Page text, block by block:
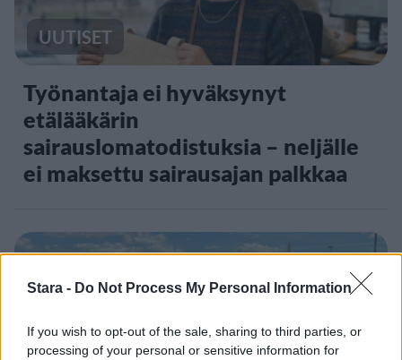
Stara - Do Not Process My Personal Information
If you wish to opt-out of the sale, sharing to third parties, or
processing of your personal or sensitive information for
UUTISET
Työnantaja ei hyväksynyt
etälääkärin
sairauslomatodistuksia – neljälle
ei maksettu sairausajan palkkaa
3